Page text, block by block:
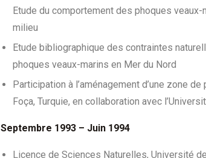
Etude du comportement des phoques
milieu
Etude bibliographique des contraintes
phoques veaux-marins en Mer du Nord
Participation à l’aménagement d’une zone
Foça, Turquie, en collaboration avec
Septembre 1993 – Juin 1994
Licence de Sciences Naturelles, Université